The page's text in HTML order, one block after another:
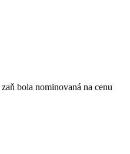
bola nominovaná na cenu